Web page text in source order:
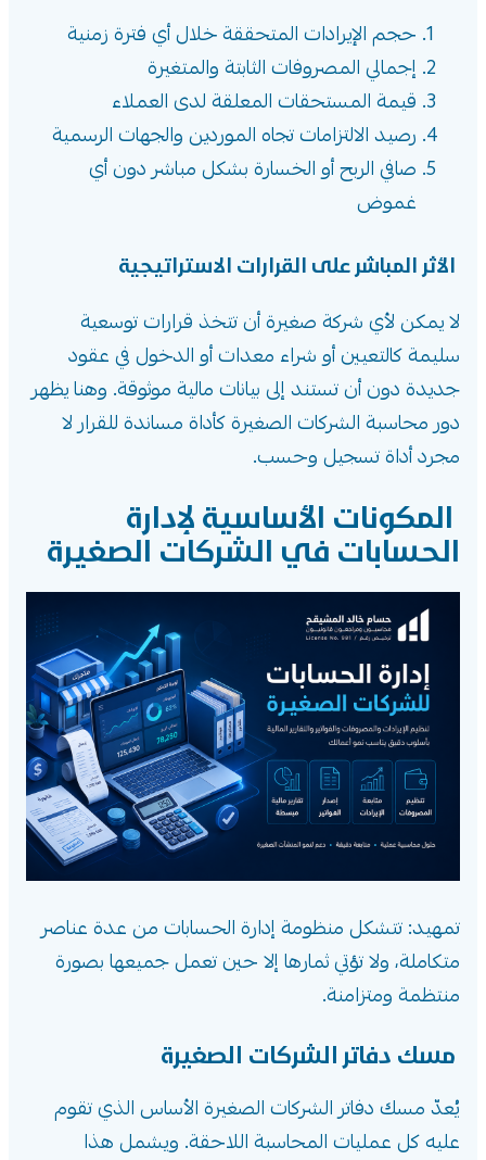
حجم الإيرادات المتحققة خلال أي فترة زمنية
إجمالي المصروفات الثابتة والمتغيرة
قيمة المستحقات المعلقة لدى العملاء
رصيد الالتزامات تجاه الموردين والجهات الرسمية
صافي الربح أو الخسارة بشكل مباشر دون أي
غموض
الأثر المباشر على القرارات الاستراتيجية
لا يمكن لأي شركة صغيرة أن تتخذ قرارات توسعية
سليمة كالتعيين أو شراء معدات أو الدخول في عقود
جديدة دون أن تستند إلى بيانات مالية موثوقة. وهنا يظهر
دور محاسبة الشركات الصغيرة كأداة مساندة للقرار لا
مجرد أداة تسجيل وحسب.
المكونات الأساسية لإدارة
الحسابات في الشركات الصغيرة
تمهيد: تتشكل منظومة إدارة الحسابات من عدة عناصر
متكاملة، ولا تؤتي ثمارها إلا حين تعمل جميعها بصورة
منتظمة ومتزامنة.
مسك دفاتر الشركات الصغيرة
يُعدّ مسك دفاتر الشركات الصغيرة الأساس الذي تقوم
عليه كل عمليات المحاسبة اللاحقة. ويشمل هذا